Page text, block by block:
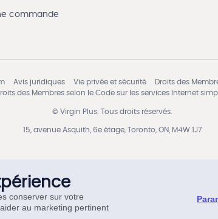
commande
Avis juridiques Vie privée et sécurité Droits des
des Membres selon le Code sur les services Internet
© Virgin Plus. Tous droits réservés.
15, avenue Asquith, 6e étage, Toronto, ON, M4W 1J7
conserver sur votre
au marketing pertinent